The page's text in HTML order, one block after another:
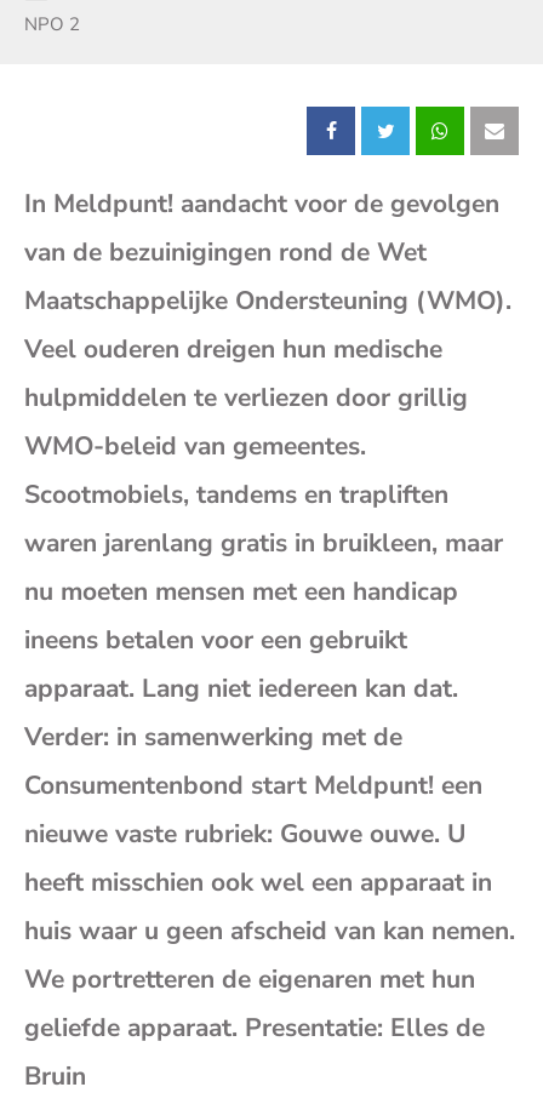
Zender:
NPO 2
Deel
dit
bericht
op
Facebook
Deel
dit
bericht
op
X
Deel
dit
In Meldpunt! aandacht voor de gevolgen
van de bezuinigingen rond de Wet
Maatschappelijke Ondersteuning (WMO).
Veel ouderen dreigen hun medische
hulpmiddelen te verliezen door grillig
WMO-beleid van gemeentes.
Scootmobiels, tandems en trapliften
waren jarenlang gratis in bruikleen, maar
nu moeten mensen met een handicap
ineens betalen voor een gebruikt
apparaat. Lang niet iedereen kan dat.
Verder: in samenwerking met de
Consumentenbond start Meldpunt! een
nieuwe vaste rubriek: Gouwe ouwe. U
heeft misschien ook wel een apparaat in
huis waar u geen afscheid van kan nemen.
We portretteren de eigenaren met hun
geliefde apparaat. Presentatie: Elles de
Bruin